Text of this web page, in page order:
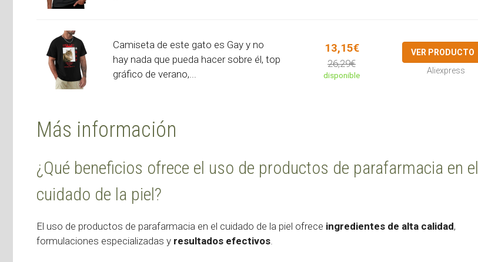
Camiseta de este gato es Gay y no
hay nada que pueda hacer sobre él, top
gráfico de verano,...
13,15€
26,29€
disponible
VER PRODUCTO
Aliexpress
Más información
¿Qué beneficios ofrece el uso de productos de parafarmacia en el
cuidado de la piel?
El uso de productos de parafarmacia en el cuidado de la piel ofrece ingredientes de alta calidad,
formulaciones especializadas y resultados efectivos